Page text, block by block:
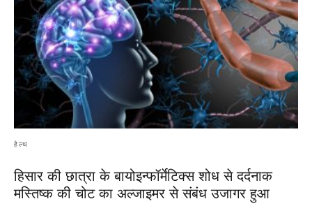
हेल्थ
हिसार की छात्रा के बायोइन्फॉर्मेटिक्स शोध से दर्दनाक
मस्तिष्क की चोट का अल्जाइमर से संबंध उजागर हुआ